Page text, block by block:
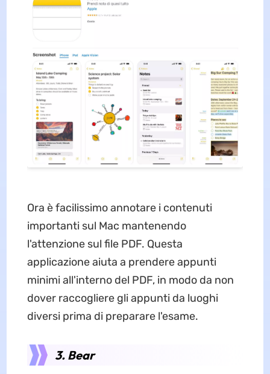
Ora è facilissimo annotare i contenuti
importanti sul Mac mantenendo
l'attenzione sul file PDF. Questa
applicazione aiuta a prendere appunti
minimi all'interno del PDF, in modo da non
dover raccogliere gli appunti da luoghi
diversi prima di preparare l'esame.
3. Bear